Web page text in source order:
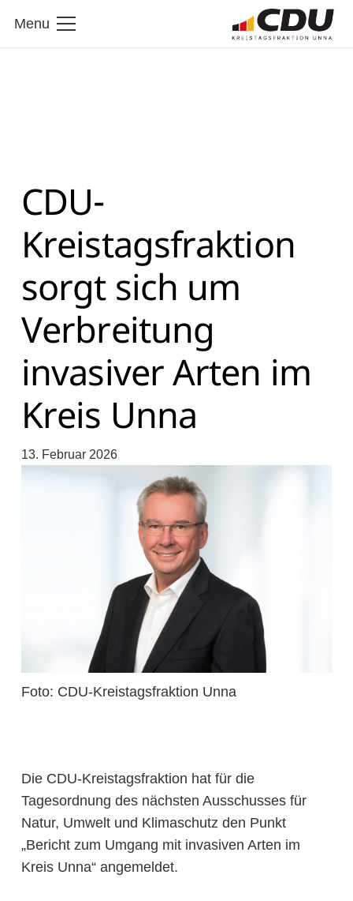
Menu
CDU-
Kreistagsfraktion
sorgt sich um
Verbreitung
invasiver Arten im
Kreis Unna
13. Februar 2026
Foto: CDU-Kreistagsfraktion Unna
Die CDU-Kreistagsfraktion hat für die
Tagesordnung des nächsten Ausschusses für
Natur, Umwelt und Klimaschutz den Punkt
„Bericht zum Umgang mit invasiven Arten im
Kreis Unna“ angemeldet.